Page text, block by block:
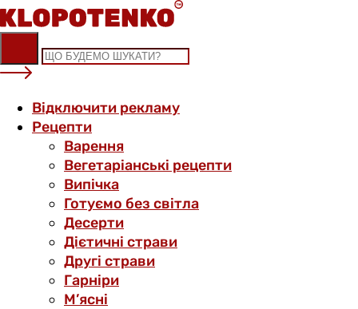
Skip
to
content
Відключити рекламу
Рецепти
Варення
Вегетаріанські рецепти
Випічка
Готуємо без світла
Десерти
Дієтичні страви
Другі страви
Гарніри
М’ясні